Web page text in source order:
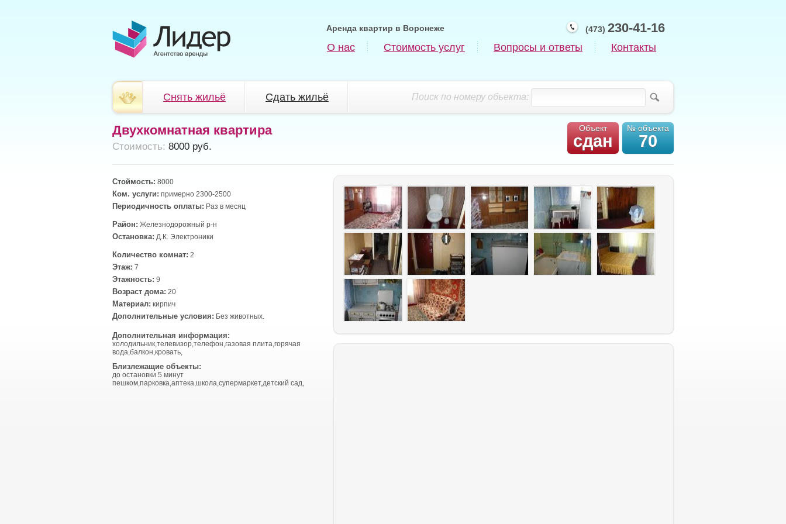
(473) 230-41-16
Аренда квартир в Воронеже
О нас Стоимость услуг Вопросы и ответы Контакты
Поиск по номеру объекта:
Снять жильё Сдать жильё
Объект
сдан
№ объекта
70
Двухкомнатная квартира
Cтоимость: 8000 руб.
Стоймость: 8000
Ком. услуги: примерно 2300-2500
Периодичность оплаты: Раз в месяц
Район: Железнодорожный р-н
Остановка: Д.К. Электроники
Количество комнат: 2
Этаж: 7
Этажность: 9
Возраст дома: 20
Материал: кирпич
Дополнительные условия: Без животных.
Дополнительная информация:
холодильник,телевизор,телефон,газовая плита,горячая
вода,балкон,кровать,
Близлежащие объекты:
до остановки 5 минут
пешком,парковка,аптека,школа,супермаркет,детский сад,